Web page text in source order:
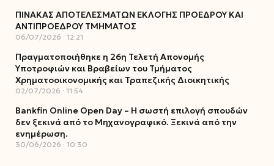
ΠΙΝΑΚΑΣ ΑΠΟΤΕΛΕΣΜΑΤΩΝ ΕΚΛΟΓΗΣ ΠΡΟΕΔΡΟΥ ΚΑΙ
ΑΝΤΙΠΡΟΕΔΡΟΥ ΤΜΗΜΑΤΟΣ
06/07/2026 12:21
Πραγματοποιήθηκε η 26η Τελετή Απονομής
Υποτροφιών και Βραβείων του Τμήματος
Χρηματοοικονομικής και Τραπεζικής Διοικητικής
02/07/2026 11:54
Bankfin Online Open Day – Η σωστή επιλογή σπουδών
δεν ξεκινά από το Μηχανογραφικό. Ξεκινά από την
ενημέρωση.
30/06/2026 10:30